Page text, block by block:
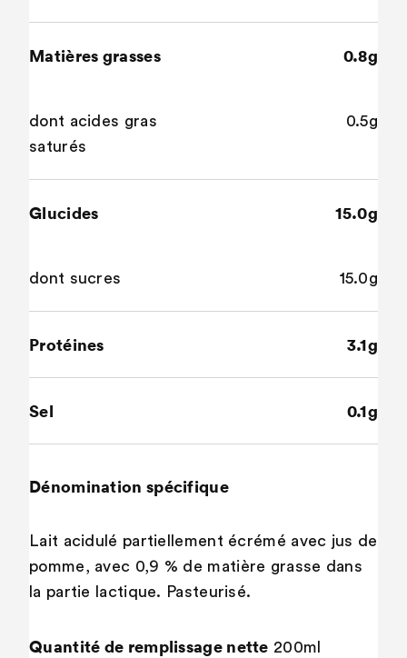
Matières grasses 0.8g
dont acides gras
saturés
0.5g
Glucides 15.0g
dont sucres 15.0g
Protéines 3.1g
Sel 0.1g
Dénomination spécifique
Lait acidulé partiellement écrémé avec jus de
pomme, avec 0,9 % de matière grasse dans
la partie lactique. Pasteurisé.
Quantité de remplissage nette 200ml